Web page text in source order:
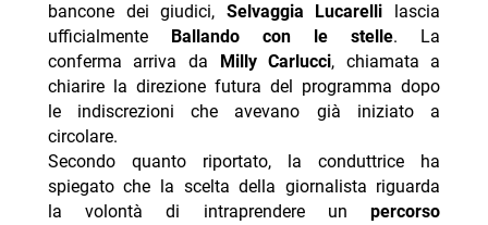
bancone dei giudici, Selvaggia Lucarelli lascia
ufficialmente Ballando con le stelle. La
conferma arriva da Milly Carlucci, chiamata a
chiarire la direzione futura del programma dopo
le indiscrezioni che avevano già iniziato a
circolare.
Secondo quanto riportato, la conduttrice ha
spiegato che la scelta della giornalista riguarda
la volontà di intraprendere unpercorso